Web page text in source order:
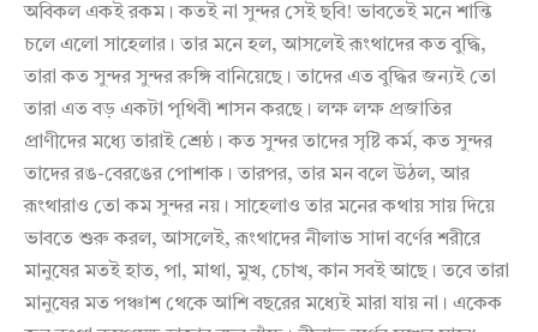
অবিকল একই রকম। কতই না সুন্দর সেই ছবি! ভাবতেই মনে শান্তি
চলে এলো সাহেলার। তার মনে হল, আসলেই রূংথাদের কত বুদ্ধি,
তারা কত সুন্দর সুন্দর রুঙ্গি বানিয়েছে। তাদের এত বুদ্ধির জন্যই তো
তারা এত বড় একটা পৃথিবী শাসন করছে। লক্ষ লক্ষ প্রজাতির
প্রাণীদের মধ্যে তারাই শ্রেষ্ঠ। কত সুন্দর তাদের সৃষ্টি কর্ম, কত সুন্দর
তাদের রঙ-বেরঙের পোশাক। তারপর, তার মন বলে উঠল, আর
রূংথারাও তো কম সুন্দর নয়। সাহেলাও তার মনের কথায় সায় দিয়ে
ভাবতে শুরু করল, আসলেই, রূংথাদের নীলাভ সাদা বর্ণের শরীরে
মানুষের মতই হাত, পা, মাথা, মুখ, চোখ, কান সবই আছে। তবে তারা
মানুষের মত পঞ্চাশ থেকে আশি বছরের মধ্যেই মারা যায় না। একেক